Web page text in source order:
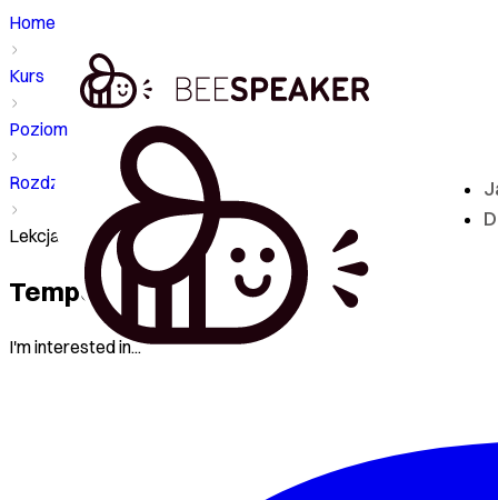
Home
Kurs
Poziom - A1
Rozdział
Lekcja - Temporary or permanent?
Temporary or permanent?
I'm interested in...